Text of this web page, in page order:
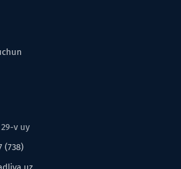
v uy
(738)